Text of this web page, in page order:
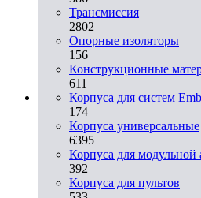
Трансмиссия
2802
Опорные изоляторы
156
Конструкционные
611
Корпуса для систем
174
Корпуса универсальные
6395
Корпуса для модульной
392
Корпуса для пультов